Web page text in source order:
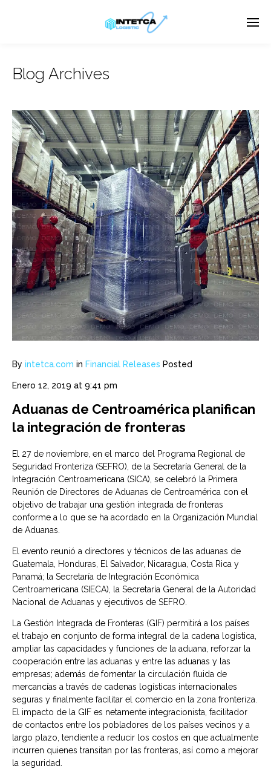
Enter tracking ID
Blog Archives
By intetca.com in Financial Releases Posted
Enero 12, 2019 at 9:41 pm
Aduanas de Centroamérica planifican
la integración de fronteras
El 27 de noviembre, en el marco del Programa Regional de
Seguridad Fronteriza (SEFRO), de la Secretaría General de la
Integración Centroamericana (SICA), se celebró la Primera
Reunión de Directores de Aduanas de Centroamérica con el
objetivo de trabajar una gestión integrada de fronteras
conforme a lo que se ha acordado en la Organización Mundial
de Aduanas.
El evento reunió a directores y técnicos de las aduanas de
Guatemala, Honduras, El Salvador, Nicaragua, Costa Rica y
Panamá; la Secretaría de Integración Económica
Centroamericana (SIECA), la Secretaría General de la Autoridad
Nacional de Aduanas y ejecutivos de SEFRO.
La Gestión Integrada de Fronteras (GIF) permitirá a los países
el trabajo en conjunto de forma integral de la cadena logística,
ampliar las capacidades y funciones de la aduana, reforzar la
cooperación entre las aduanas y entre las aduanas y las
empresas; además de fomentar la circulación fluida de
mercancías a través de cadenas logísticas internacionales
seguras y finalmente facilitar el comercio en la zona fronteriza.
El impacto de la GIF es netamente integracionista, facilitador
de contactos entre los pobladores de los países vecinos y a
largo plazo, tendiente a reducir los costos en que actualmente
incurren quienes transitan por las fronteras, así como a mejorar
la seguridad.